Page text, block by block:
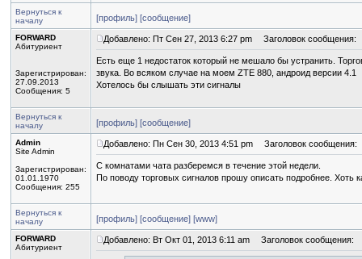
Вернуться к
началу
[профиль] [сообщение]
FORWARD
Абитуриент
Зарегистрирован:
27.09.2013
Сообщения: 5
Добавлено: Пт Сен 27, 2013 6:27 pm Заголовок сообщения:
Есть еще 1 недостаток который не мешало бы устранить.
звука. Во всяком случае на моем ZTE 880, андроид версии 4.1
Хотелось бы слышать эти сигналы
Вернуться к
началу
[профиль] [сообщение]
Admin
Site Admin
Зарегистрирован:
01.01.1970
Сообщения: 255
Добавлено: Пн Сен 30, 2013 4:51 pm Заголовок сообщения:
С комнатами чата разберемся в течение этой недели.
По поводу торговых сигналов прошу описать подробнее. Хоть
Вернуться к
началу
[профиль] [сообщение] [www]
FORWARD
Абитуриент
Добавлено: Вт Окт 01, 2013 6:11 am Заголовок сообщения: